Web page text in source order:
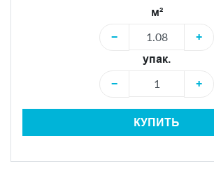
м²
−
+
упак.
−
+
КУПИТЬ